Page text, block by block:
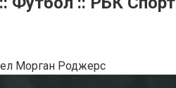
Морган Роджерс